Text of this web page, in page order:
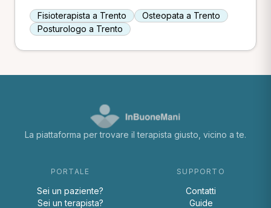
Fisioterapista a Trento
Osteopata a Trento
Posturologo a Trento
La piattaforma per trovare il terapista giusto, vicino a te.
PORTALE
Sei un paziente?
Sei un terapista?
SUPPORTO
Contatti
Guide